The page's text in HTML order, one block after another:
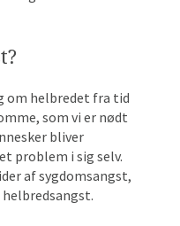
om helbredet fra tid
som vi er nødt
bliver
problem i sig selv.
af sygdomsangst,